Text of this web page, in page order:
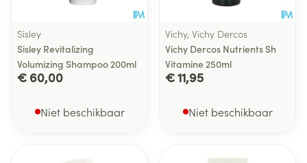
Sisley
Sisley Revitalizing
Volumizing Shampoo 200ml
€ 60,00
Niet beschikbaar
Vichy, Vichy Dercos
Vichy Dercos Nutrients Sh
Vitamine 250ml
€ 11,95
Niet beschikbaar